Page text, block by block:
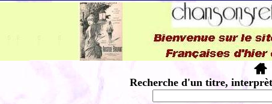
Recherche d'un titre,